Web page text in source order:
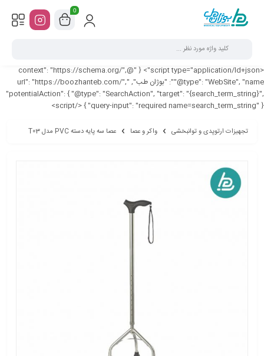
<script type="application/ld+json"> { "@context": "https://schema.org/",
"@type": "WebSite", "name": "بوژان طب", "url": "https://boozhanteb.com/",
"potentialAction": { "@type": "SearchAction", "target": "{search_term_string}",
"query-input": "required name=search_term_string" } } </script>
0
تجهیزات ارتوپدی و توانبخشی واکر و عصا عصا سه پایه دسته PVC مدل T03